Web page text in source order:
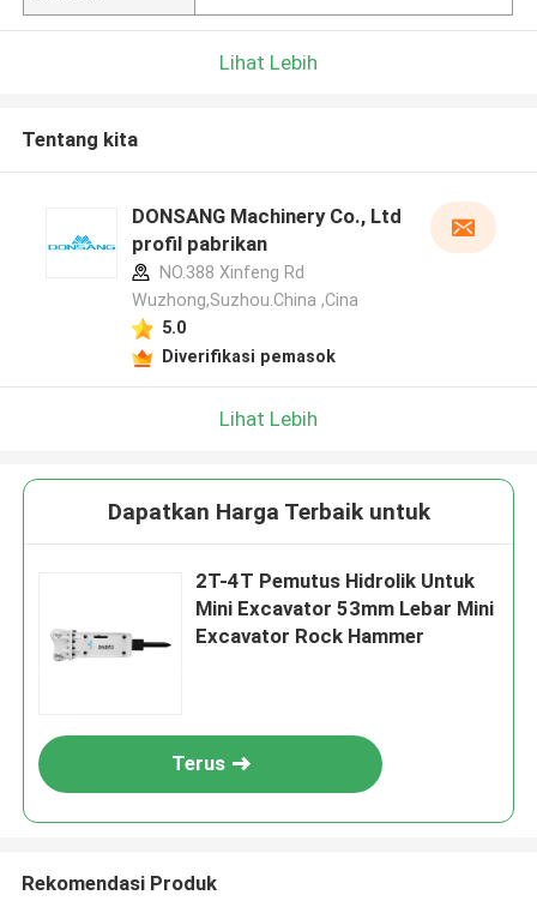
Lihat Lebih
Tentang kita
DONSANG Machinery Co., Ltd
profil pabrikan
NO.388 Xinfeng Rd
Wuzhong,Suzhou.China ,Cina
5.0
Diverifikasi pemasok
Lihat Lebih
Dapatkan Harga Terbaik untuk
2T-4T Pemutus Hidrolik Untuk
Mini Excavator 53mm Lebar Mini
Excavator Rock Hammer
Terus
Rekomendasi Produk